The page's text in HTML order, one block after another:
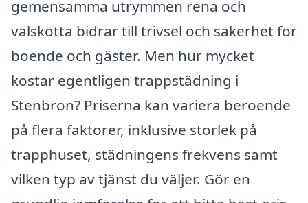
gemensamma utrymmen rena och
välskötta bidrar till trivsel och säkerhet för
boende och gäster. Men hur mycket
kostar egentligen trappstädning i
Stenbron? Priserna kan variera beroende
på flera faktorer, inklusive storlek på
trapphuset, städningens frekvens samt
vilken typ av tjänst du väljer. Gör en